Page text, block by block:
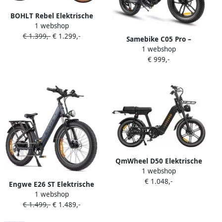
BOHLT Rebel Elektrische
Fatbike 20 inch 627Wh
Uitneembare Accu Gates
1 webshop
€ 1.399,- € 1.299,-
Samebike C05 Pro –
Elektrische Fatbike – 250W
Motor – 36V 13Ah
Versnellingen –
Opvouwbaar – Max 25 km h
– LCD Display – LED
Verlichting – Zwart
1 webshop
€ 999,-
Engwe E26 ST Elektrische
fiets 26 inch Elektrische
Fatbike 250W 70Nm 48V
1 webshop
€ 1.499,- € 1.489,-
QmWheel D50 Elektrische
Fatbike Lage Instap 20 Inch
250W Motor 7 Versnellingen
1 webshop
€ 1.048,-